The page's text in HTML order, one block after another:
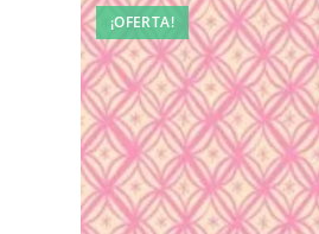
¡OFERTA!